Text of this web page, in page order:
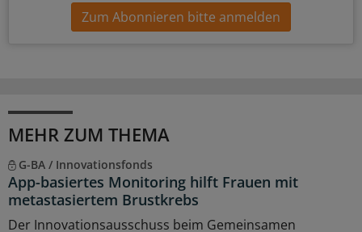
Zum Abonnieren bitte anmelden
MEHR ZUM THEMA
G-BA / Innovationsfonds
App-basiertes Monitoring hilft Frauen mit
metastasiertem Brustkrebs
Der Innovationsausschuss beim Gemeinsamen